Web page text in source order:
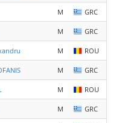
M GRC
M GRC
M ROU
M GRC
M ROU
M GRC